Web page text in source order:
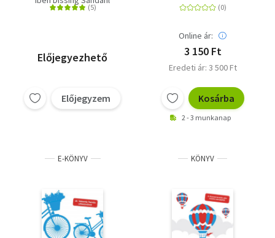
Előjegyezhető
Előjegyzem
gyereket a szabad
Online ár:
3 150 Ft
Eredeti ár: 3 500 Ft
Kosárba
2 - 3 munkanap
E-KÖNYV KÖNYV